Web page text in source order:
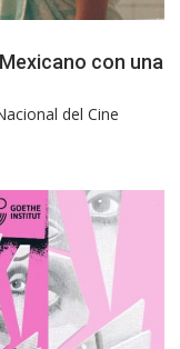
con una
del Cine